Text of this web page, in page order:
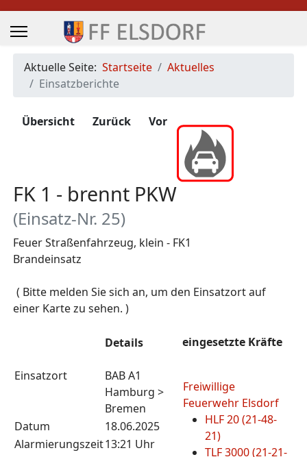
Aktuelle Seite: Startseite
Aktuelles
Einsatzberichte
Übersicht Zurück Vor
FK 1 - brennt PKW
(Einsatz-Nr. 25)
Feuer Straßenfahrzeug, klein - FK1
Brandeinsatz
( Bitte melden Sie sich an, um den Einsatzort auf
einer Karte zu sehen. )
Einsatzort
Details
BAB A1
Hamburg >
Bremen
Datum
18.06.2025
Alarmierungszeit13:21 Uhr
eingesetzte Kräfte
Freiwillige
Feuerwehr Elsdorf
HLF 20 (21-48-
21)
TLF 3000 (21-21-